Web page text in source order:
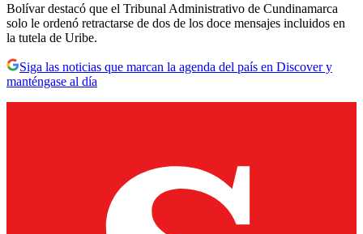
Bolívar destacó que el Tribunal Administrativo de Cundinamarca
solo le ordenó retractarse de dos de los doce mensajes incluidos en
la tutela de Uribe.
Siga las noticias que marcan la agenda del país en Discover y
manténgase al día